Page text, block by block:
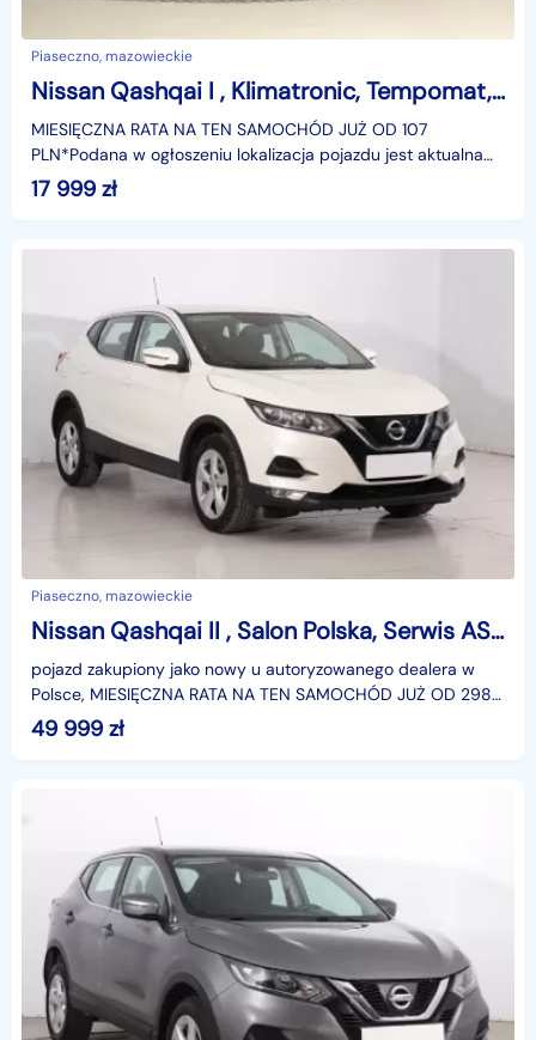
Piaseczno, mazowieckie
Nissan Qashqai I , Klimatronic, Tempomat, Parktronic,ALU
MIESIĘCZNA RATA NA TEN SAMOCHÓD JUŻ OD 107
PLN*Podana w ogłoszeniu lokalizacja pojazdu jest aktualna
na dzień wystawienia ogłoszenia. Przed przyjazdem do
salonu
17 999 zł
Piaseczno, mazowieckie
Nissan Qashqai II , Salon Polska, Serwis ASO, Automat, Xenon, Klimatronic,
pojazd zakupiony jako nowy u autoryzowanego dealera w
Polsce, MIESIĘCZNA RATA NA TEN SAMOCHÓD JUŻ OD 298
PLN*Podana w ogłoszeniu lokalizacja pojazdu jest aktua
49 999 zł